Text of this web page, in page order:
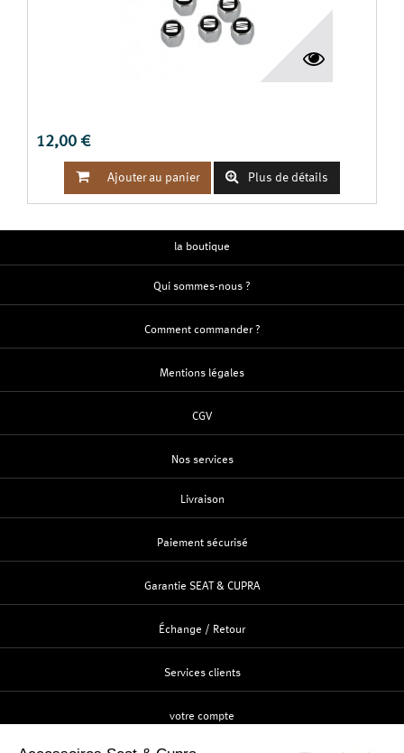
12,00 €
 Ajouter au panier  Plus de détails
la boutique
Qui sommes-nous ?
Comment commander ?
Mentions légales
CGV
Nos services
Livraison
Paiement sécurisé
Garantie SEAT & CUPRA
Échange / Retour
Services clients
votre compte